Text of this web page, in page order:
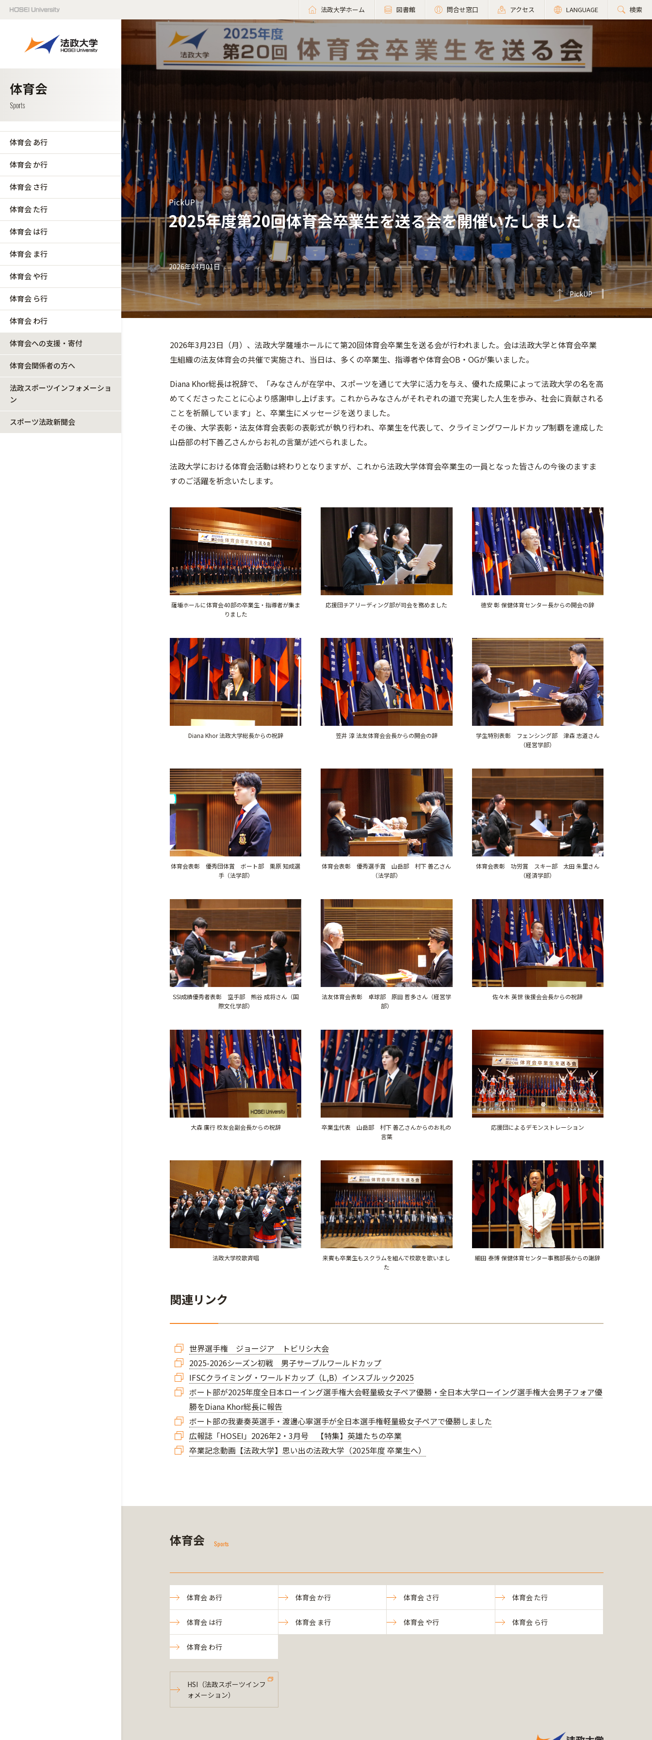
法政大学ホーム 図書館 問合せ窓口 アクセス LANGUAGE 検索
体育会 あ行
体育会 か行
体育会 さ行
体育会 た行
体育会 は行
体育会 ま行
体育会 や行
体育会 ら行
体育会 わ行
体育会への支援・寄付
体育会関係者の方へ
法政スポーツインフォメーショ
ン
スポーツ法政新聞会
PickUP
2025年度第20回体育会卒業生を送る会を開催いたしました
2026年04月01日
PickUP
2026年3月23日（月）、法政大学薩埵ホールにて第20回体育会卒業生を送る会が行われました。会は法政大学と体育会卒業
生組織の法友体育会の共催で実施され、当日は、多くの卒業生、指導者や体育会OB・OGが集いました。
Diana Khor総長は祝辞で、「みなさんが在学中、スポーツを通じて大学に活力を与え、優れた成果によって法政大学の名を高
めてくださったことに心より感謝申し上げます。これからみなさんがそれぞれの道で充実した人生を歩み、社会に貢献される
ことを祈願しています」と、卒業生にメッセージを送りました。
その後、大学表彰・法友体育会表彰の表彰式が執り行われ、卒業生を代表して、クライミングワールドカップ制覇を達成した
山岳部の村下善乙さんからお礼の言葉が述べられました。
法政大学における体育会活動は終わりとなりますが、これから法政大学体育会卒業生の一員となった皆さんの今後のますま
すのご活躍を祈念いたします。
薩埵ホールに体育会40部の卒業生・指導者が集ま
りました
応援団チアリーディング部が司会を務めました 徳安 彰 保健体育センター長からの開会の辞
Diana Khor 法政大学総長からの祝辞 笠井 淳 法友体育会会長からの開会の辞
学生特別表彰 フェンシング部 津森 志道さん
（経営学部）
体育会表彰 優秀団体賞 ボート部 栗原 知成選
手（法学部）
体育会表彰 優秀選手賞 山岳部 村下 善乙さん
（法学部）
体育会表彰 功労賞 スキー部 太田 朱里さん
（経済学部）
SSI成績優秀者表彰 空手部 熊谷 成将さん（国
際文化学部）
法友体育会表彰 卓球部 原田 哲多さん（経営学
部）
佐々木 英世 後援会会長からの祝辞
大森 廣行 校友会副会長からの祝辞
卒業生代表 山岳部 村下 善乙さんからのお礼の
言葉
応援団によるデモンストレーション
法政大学校歌斉唱
来賓も卒業生もスクラムを組んで校歌を歌いまし
た
細田 泰博 保健体育センター事務部長からの謝辞
関連リンク
世界選手権 ジョージア トビリシ大会
2025-2026シーズン初戦 男子サーブルワールドカップ
IFSCクライミング・ワールドカップ（L,B）インスブルック2025
ボート部が2025年度全日本ローイング選手権大会軽量級女子ペア優勝・全日本大学ローイング選手権大会男子フォア優
勝をDiana Khor総長に報告
ボート部の我妻奏英選手・渡邊心寧選手が全日本選手権軽量級女子ペアで優勝しました
広報誌「HOSEI」2026年2・3月号 【特集】英雄たちの卒業
卒業記念動画【法政大学】思い出の法政大学（2025年度 卒業生へ）
体育会 Sports
体育会 あ行 体育会 か行 体育会 さ行 体育会 た行
体育会 は行 体育会 ま行 体育会 や行 体育会 ら行
体育会 わ行
HSI（法政スポーツインフ
ォメーション）